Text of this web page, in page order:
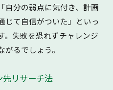
期インターン先の判断
自分の弱点に気付き、計画
じて自信がついた」といっ
。失敗を恐れずチャレンジ
るでしょう。
先リサーチ法